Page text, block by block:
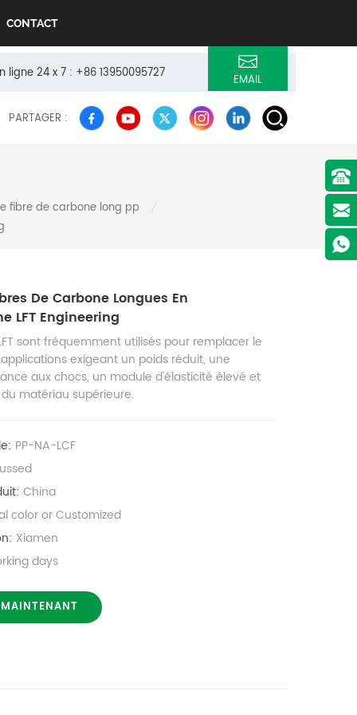
CONTACT
ligne 24 x 7 : +86 13950095727 EMAIL
PARTAGER :
fibre de carbone long pp
De Carbone Longues En
LFT Engineering
sont fréquemment utilisés pour remplacer le
exigeant un poids réduit, une
aux chocs, un module d'élasticité élevé et
matériau supérieure.
PP-NA-LCF
China
color or Customized
Xiamen
days